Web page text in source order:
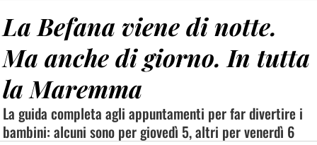
La Befana viene di notte.
Ma anche di giorno. In tutta
la Maremma
La guida completa agli appuntamenti per far divertire i
bambini: alcuni sono per giovedì 5, altri per venerdì 6